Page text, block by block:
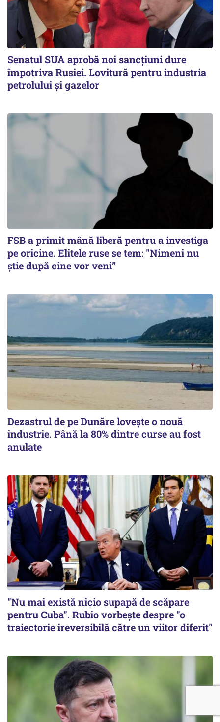
Senatul SUA aprobă noi sancțiuni dure
împotriva Rusiei. Lovitură pentru industria
petrolului și gazelor
FSB a primit mână liberă pentru a investiga
pe oricine. Elitele ruse se tem: "Nimeni nu
știe după cine vor veni”
Dezastrul de pe Dunăre lovește o nouă
industrie. Până la 80% dintre curse au fost
anulate
"Nu mai există nicio supapă de scăpare
pentru Cuba". Rubio vorbește despre "o
traiectorie ireversibilă către un viitor diferit"